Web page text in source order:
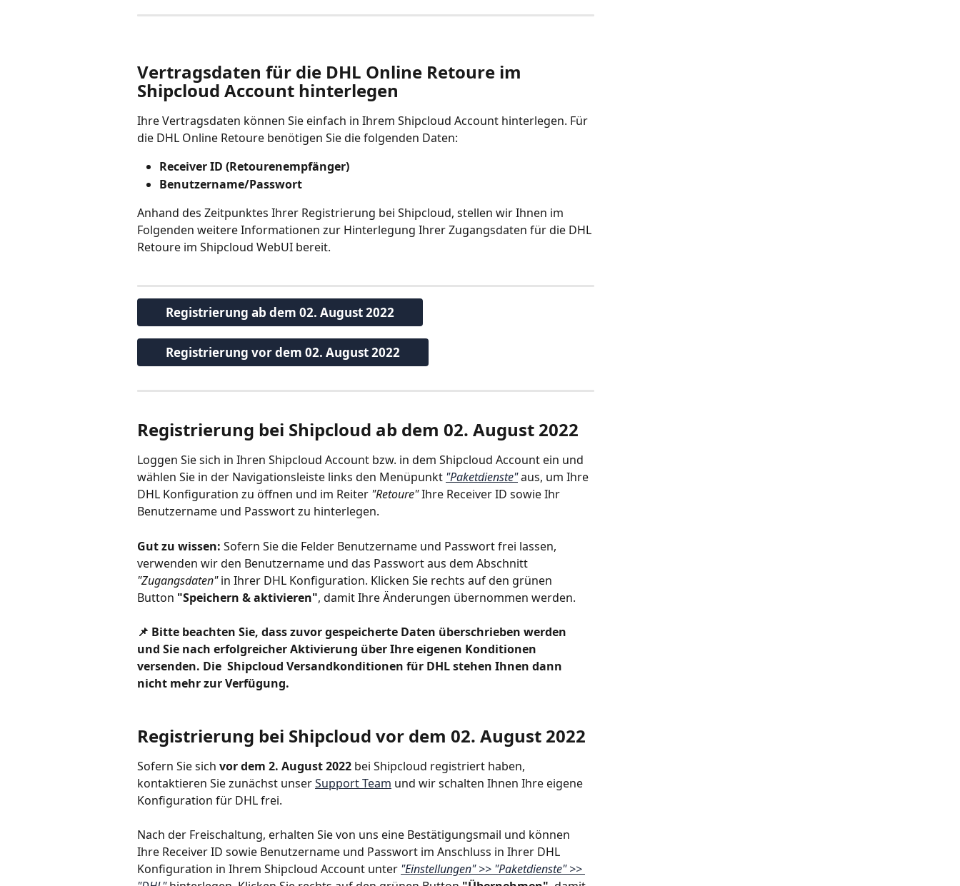
Vertragsdaten für die DHL Online Retoure im
Shipcloud Account hinterlegen
Ihre Vertragsdaten können Sie einfach in Ihrem Shipcloud Account hinterlegen. Für
die DHL Online Retoure benötigen Sie die folgenden Daten:
Receiver ID (Retourenempfänger)
Benutzername/Passwort
Anhand des Zeitpunktes Ihrer Registrierung bei Shipcloud, stellen wir Ihnen im
Folgenden weitere Informationen zur Hinterlegung Ihrer Zugangsdaten für die DHL
Retoure im Shipcloud WebUI bereit.
Registrierung ab dem 02. August 2022
Registrierung vor dem 02. August 2022
Registrierung bei Shipcloud ab dem 02. August 2022
Loggen Sie sich in Ihren Shipcloud Account bzw. in dem Shipcloud Account ein und
wählen Sie in der Navigationsleiste links den Menüpunkt "Paketdienste" aus, um Ihre
DHL Konfiguration zu öffnen und im Reiter "Retoure" Ihre Receiver ID sowie Ihr
Benutzername und Passwort zu hinterlegen.
Gut zu wissen: Sofern Sie die Felder Benutzername und Passwort frei lassen,
verwenden wir den Benutzername und das Passwort aus dem Abschnitt
"Zugangsdaten" in Ihrer DHL Konfiguration. Klicken Sie rechts auf den grünen
Button "Speichern & aktivieren", damit Ihre Änderungen übernommen werden.
📌 Bitte beachten Sie, dass zuvor gespeicherte Daten überschrieben werden
und Sie nach erfolgreicher Aktivierung über Ihre eigenen Konditionen
versenden. Die  Shipcloud Versandkonditionen für DHL stehen Ihnen dann
nicht mehr zur Verfügung.
Registrierung bei Shipcloud vor dem 02. August 2022
Sofern Sie sich vor dem 2. August 2022 bei Shipcloud registriert haben,
kontaktieren Sie zunächst unser Support Team und wir schalten Ihnen Ihre eigene
Konfiguration für DHL frei.
Nach der Freischaltung, erhalten Sie von uns eine Bestätigungsmail und können
Ihre Receiver ID sowie Benutzername und Passwort im Anschluss in Ihrer DHL
Konfiguration in Ihrem Shipcloud Account unter "Einstellungen" >> "Paketdienste" >>